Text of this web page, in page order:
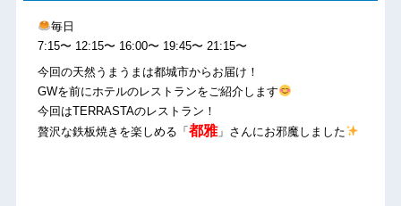
毎日
7:15〜 12:15〜 16:00〜 19:45〜 21:15〜
今回の天然うまうまは都城市からお届け！
GWを前にホテルのレストランをご紹介します
今回はTERRASTAのレストラン！
贅沢な鉄板焼きを楽しめる「 都雅」さんにお邪魔しました